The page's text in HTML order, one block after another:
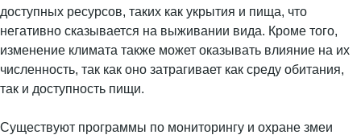
доступных ресурсов, таких как укрытия и пища, что
негативно сказывается на выживании вида. Кроме того,
изменение климата также может оказывать влияние на их
численность, так как оно затрагивает как среду обитания,
так и доступность пищи.
Существуют программы по мониторингу и охране змеи